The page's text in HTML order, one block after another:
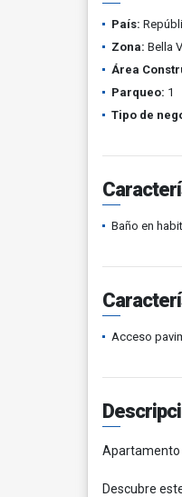
País:
Zona: Bella
Área
Parqueo: 1
Tipo de
Baño en
Acceso
Apartamento
Descubre